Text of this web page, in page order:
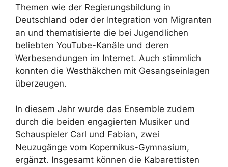
Themen wie der Regierungsbildung in
Deutschland oder der Integration von Migranten
an und thematisierte die bei Jugendlichen
beliebten YouTube-Kanäle und deren
Werbesendungen im Internet. Auch stimmlich
konnten die Westhäkchen mit Gesangseinlagen
überzeugen.
In diesem Jahr wurde das Ensemble zudem
durch die beiden engagierten Musiker und
Schauspieler Carl und Fabian, zwei
Neuzugänge vom Kopernikus-Gymnasium,
ergänzt. Insgesamt können die Kabarettisten